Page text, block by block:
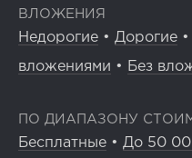
ВЛОЖЕНИЯ
Недорогие • Дорогие •
вложениями • Без
ПО ДИАПАЗОНУ
Бесплатные • До 50